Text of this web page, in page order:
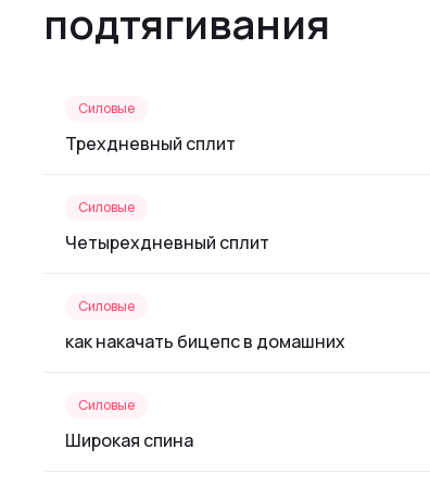
подтягивания
Силовые
Трехдневный сплит
Силовые
Четырехдневный сплит
Силовые
как накачать бицепс в домашних
Силовые
Широкая спина